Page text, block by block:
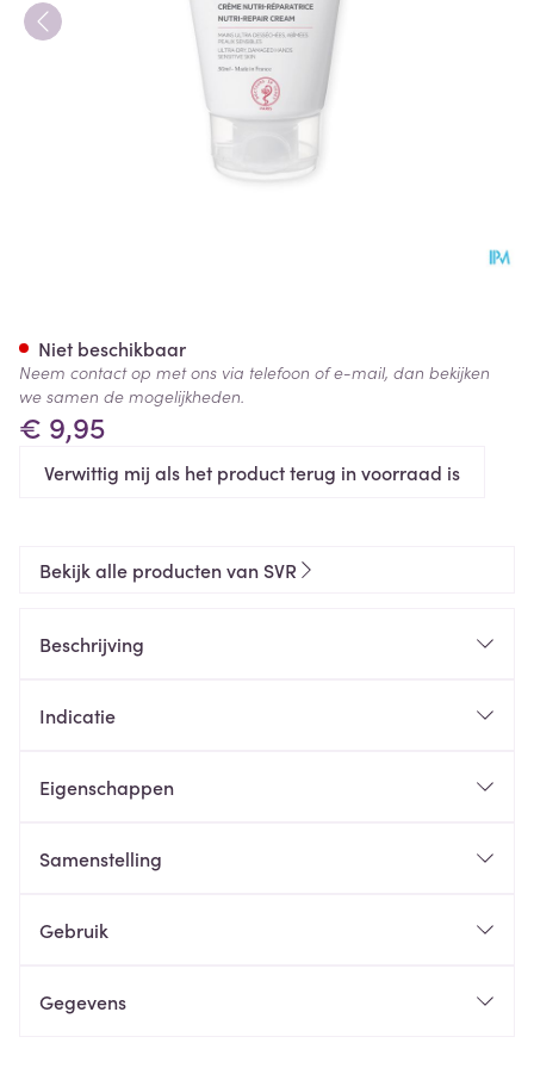
€ 9,95
Verwittig mij als het product terug in voorraad is
Niet beschikbaar
Neem contact op met ons via telefoon of e-mail, dan bekijken
we samen de mogelijkheden.
Bekijk alle producten van SVR
Beschrijving
Indicatie
Eigenschappen
Samenstelling
Gebruik
Gegevens